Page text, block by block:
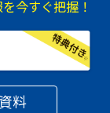
今すぐ把握！
料